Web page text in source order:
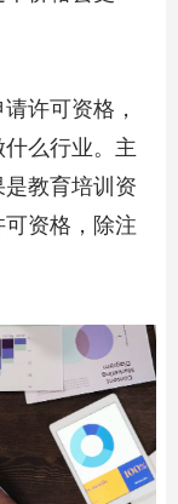
许可资格，
么行业。主
教育培训资
资格，除注